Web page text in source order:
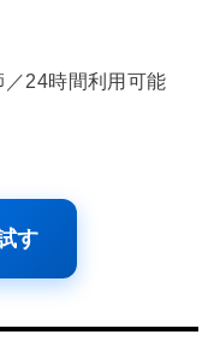
24時間利用可能
す